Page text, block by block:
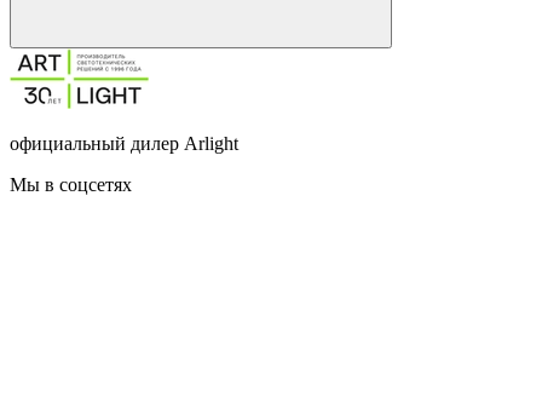
официальный дилер Arlight
Мы в соцсетях